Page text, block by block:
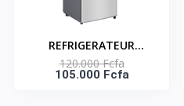
REFRIGERATEUR
DOUBLE PORTES - 258
LT - ECONOMIE
120.000 Fcfa
105.000 Fcfa